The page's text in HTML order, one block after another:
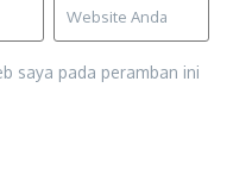
saya pada peramban ini